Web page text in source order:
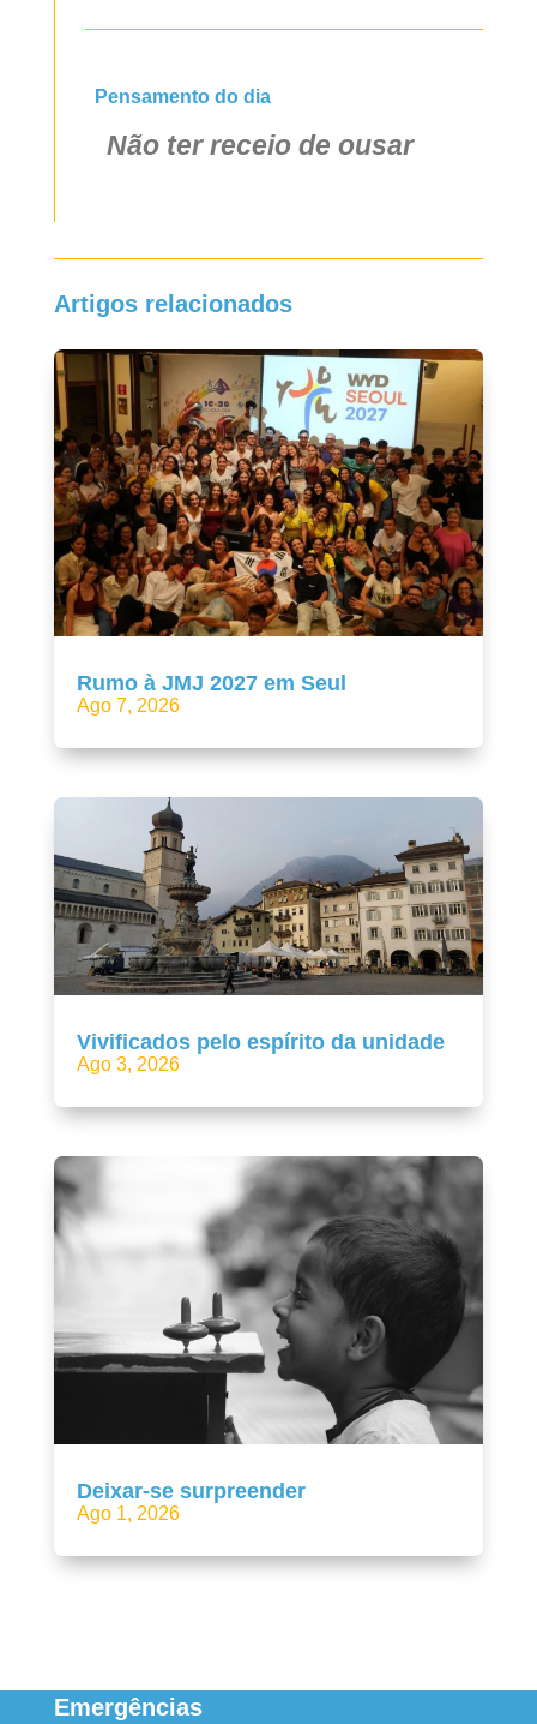
Pensamento do dia
Não ter receio de ousar
Artigos relacionados
Rumo à JMJ 2027 em Seul
Ago 7, 2026
Vivificados pelo espírito da unidade
Ago 3, 2026
Deixar-se surpreender
Ago 1, 2026
Emergências